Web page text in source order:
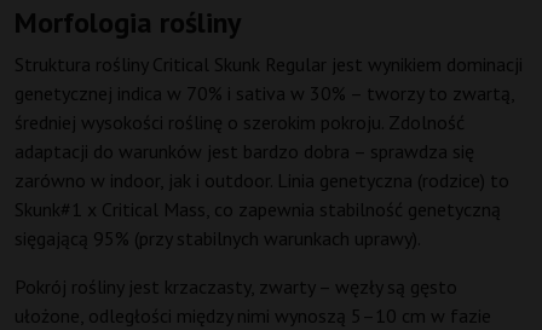
Morfologia rośliny
Struktura rośliny Critical Skunk Regular jest wynikiem dominacji
genetycznej indica w 70% i sativa w 30% – tworzy to zwartą,
średniej wysokości roślinę o szerokim pokroju. Zdolność
adaptacji do warunków jest bardzo dobra – sprawdza się
zarówno w indoor, jak i outdoor. Linia genetyczna (rodzice) to
Skunk#1 x Critical Mass, co zapewnia stabilność genetyczną
sięgającą 95% (przy stabilnych warunkach uprawy).
Pokrój rośliny jest krzaczasty, zwarty – węzły są gęsto
ułożone, odległości między nimi wynoszą 5–10 cm w fazie